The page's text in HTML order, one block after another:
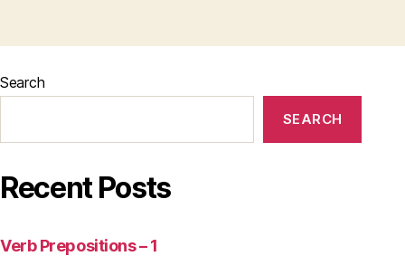
Search
SEARCH
Recent Posts
Verb Prepositions – 1